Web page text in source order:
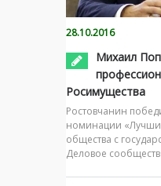
28.10.2016
Михаил
Росимущества
Ростовчанин
номинации
общества с
Деловое